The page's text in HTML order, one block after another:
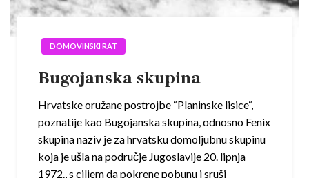
DOMOVINSKI RAT
Bugojanska skupina
Hrvatske oružane postrojbe “Planinske lisice“,
poznatije kao Bugojanska skupina, odnosno Fenix
skupina naziv je za hrvatsku domoljubnu skupinu
koja je ušla na područje Jugoslavije 20. lipnja
1972., s ciljem da pokrene pobunu i sruši